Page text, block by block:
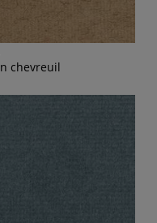
chevreuil